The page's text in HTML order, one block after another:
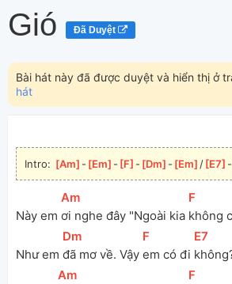
Gió Đã Duyệt
Bài hát này đã được duyệt và hiển thị ở
hát
Intro: [Am ]- [Em ]- [F ]- [Dm ]- [Em ]/[E7 ]-
Này em
[
Am
ơi nghe đây "Ngoài kia
[F
không
Như em
[Dm
đã mơ về. Vậy
[F
em có đi
[E7
[
Am [F